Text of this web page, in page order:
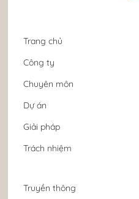
Trang chủ
Công ty
Chuyên môn
Dự án
Giải pháp
Trách nhiệm
Truyền thông